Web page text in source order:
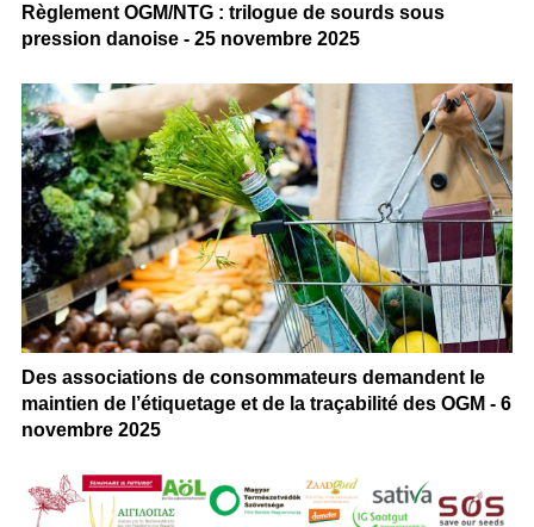
Règlement OGM/NTG : trilogue de sourds sous
pression danoise - 25 novembre 2025
Des associations de consommateurs demandent le
maintien de l’étiquetage et de la traçabilité des OGM - 6
novembre 2025